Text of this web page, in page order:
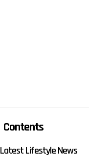
Contents
Latest Lifestyle News